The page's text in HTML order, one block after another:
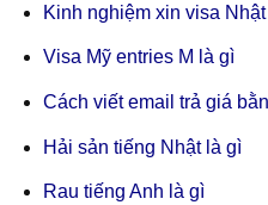
Kinh nghiệm xin visa
Visa Mỹ entries M là gì
Cách viết email trả giá
Hải sản tiếng Nhật là gì
Rau tiếng Anh là gì